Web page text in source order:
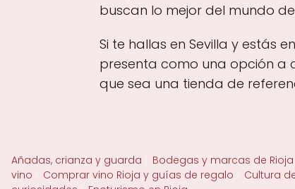
buscan lo mejor del mundo
Si te hallas en Sevilla y estás
presenta como una opción a
que sea una tienda de
Añadas, crianza y guarda Bodegas y marcas de Rioja
vino
Comprar vino Rioja y guías de regalo
Cultura